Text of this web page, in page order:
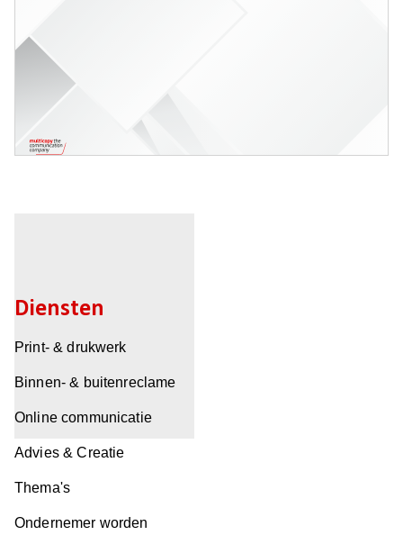
Diensten
Print- & drukwerk
Binnen- & buitenreclame
Online communicatie
Advies & Creatie
Thema's
Ondernemer worden